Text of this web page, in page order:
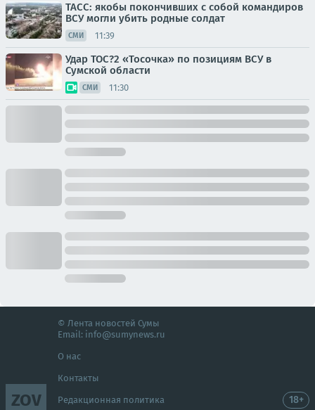
ТАСС: якобы покончивших с собой командиров
ВСУ могли убить родные солдат
СМИ 11:39
Удар ТОС?2 «Тосочка» по позициям ВСУ в
Сумской области
СМИ 11:30
ZOV
© Лента новостей Сумы
Email: info@sumynews.ru
О нас
Контакты
Редакционная политика 18+